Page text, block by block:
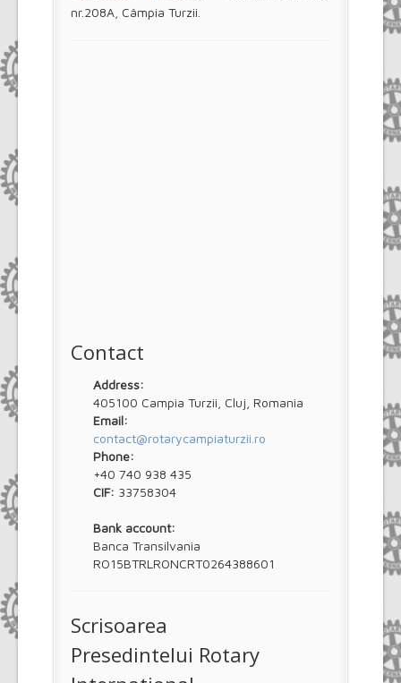
nr.208A, Câmpia Turzii.
Contact
Address:
405100 Campia Turzii, Cluj, Romania
Email:
contact@rotarycampiaturzii.ro
Phone:
+40 740 938 435
CIF: 33758304
Bank account:
Banca Transilvania
RO15BTRLRONCRT0264388601
Scrisoarea
Presedintelui Rotary